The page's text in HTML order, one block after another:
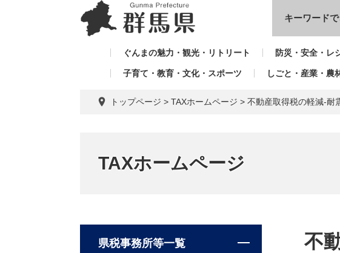
キーワード
ぐんまの魅力・観光・リトリート 防災・安全・レ
子育て・教育・文化・スポーツ しごと・産業・農
トップページ > TAXホームページ > 不動産取得税の軽減-耐
TAXホームページ
不
県税事務所等一覧